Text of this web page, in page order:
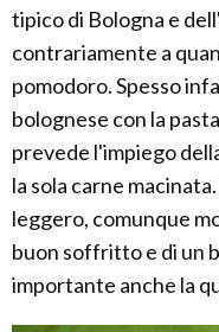
tipico di Bologna e
contrariamente a
pomodoro. Spesso
bolognese con la
prevede l'impiego
la sola carne
leggero, comunque
buon soffritto e di un
importante anche la